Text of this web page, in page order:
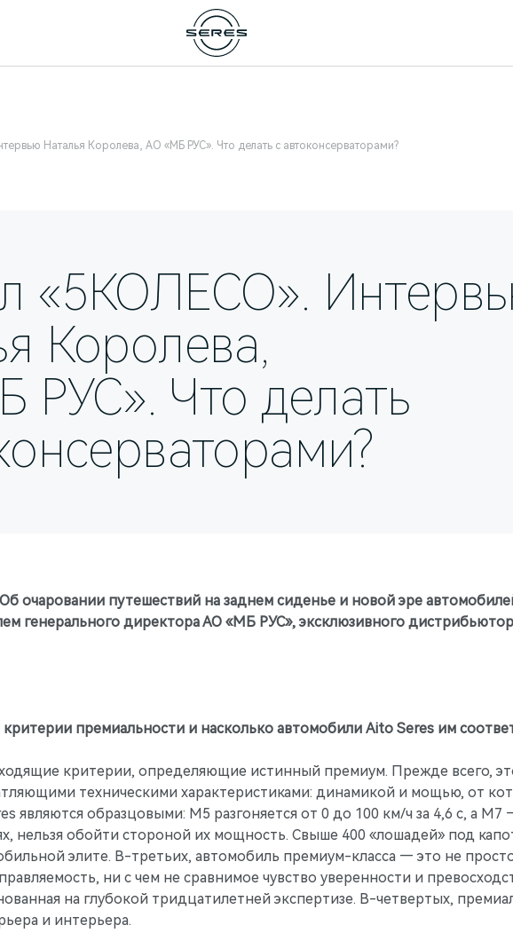
Наталья Королева, АО «МБ РУС». Что делать с автоконсерваторами?
«5КОЛЕСО».
Королева,
РУС». Что делать
очаровании путешествий на заднем сиденье и новой эре
генерального директора АО «МБ РУС», эксклюзивного
критерии премиальности и насколько автомобили Aito Seres им
критерии, определяющие истинный премиум. Прежде всего,
техническими характеристиками: динамикой и мощью, от
являются образцовыми: М5 разгоняется от 0 до 100 км/ч за 4,6 с, а М7
нельзя обойти стороной их мощность. Свыше 400 «лошадей» под
элите. В-третьих, автомобиль премиум-класса — это не
ни с чем не сравнимое чувство уверенности и
на глубокой тридцатилетней экспертизе. В-четвертых,
и интерьера.